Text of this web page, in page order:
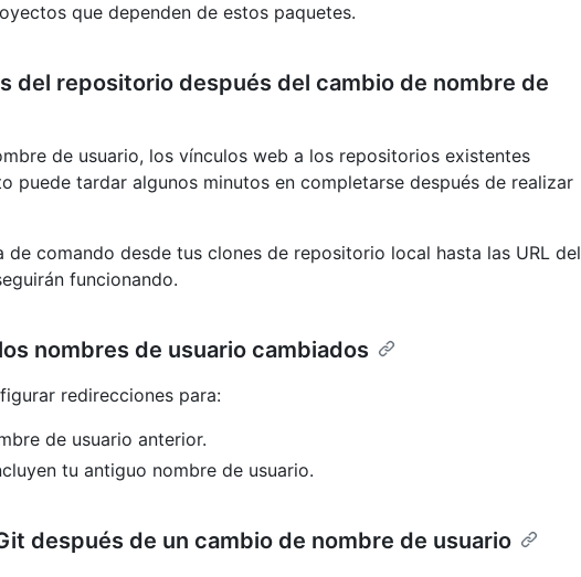
que dependen de estos paquetes.
del repositorio después del cambio de nombre de
de usuario, los vínculos web a los repositorios existentes
puede tardar algunos minutos en completarse después de realizar
de comando desde tus clones de repositorio local hasta las URL del
funcionando.
nombres de usuario cambiados
redirecciones para:
de usuario anterior.
tu antiguo nombre de usuario.
después de un cambio de nombre de usuario